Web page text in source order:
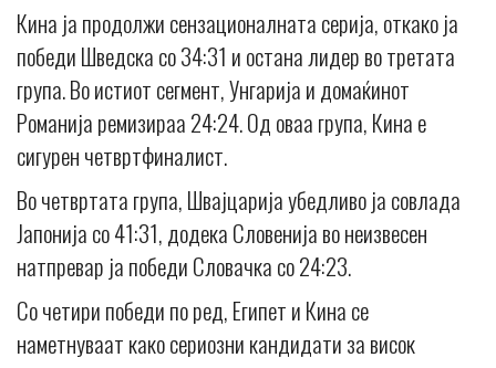
Кина ја продолжи сензационалната серија, откако ја
победи Шведска со 34:31 и остана лидер во третата
група. Во истиот сегмент, Унгарија и домаќинот
Романија ремизираа 24:24. Од оваа група, Кина е
сигурен четвртфиналист.
Во четвртата група, Швајцарија убедливо ја совлада
Јапонија со 41:31, додека Словенија во неизвесен
натпревар ја победи Словачка со 24:23.
Со четири победи по ред, Египет и Кина се
наметнуваат како сериозни кандидати за висок